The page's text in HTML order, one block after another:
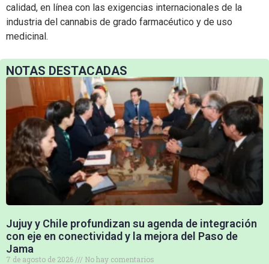
NOTAS DESTACADAS
Jujuy y Chile profundizan su agenda de integración
con eje en conectividad y la mejora del Paso de
Jama
7 de agosto de 2026 No hay comentarios
calidad, en línea con las exigencias internacionales de la
industria del cannabis de grado farmacéutico y de uso
medicinal.